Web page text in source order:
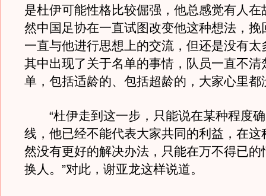
是杜伊可能性格比较倔强，他总感觉有人在
然中国足协在一直试图改变他这种想法，挽
一直与他进行思想上的交流，但还是没有太
其中出现了关于名单的事情，队员一直不清
单，包括适龄的、包括超龄的，大家心里都
“杜伊走到这一步，只能说在某种程度确
线，他已经不能代表大家共同的利益，在这
然没有更好的解决办法，只能在万不得已的
换人。”对此，谢亚龙这样说道。